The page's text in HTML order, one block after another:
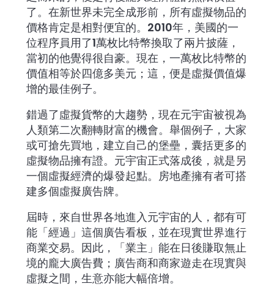
了。在新世界未完全成形前，所有虛擬物品的
價格肯定是相對便宜的。2010年，美國的一
位程序員用了1萬枚比特幣換取了兩片披薩，
當初的他覺得很自豪。現在，一萬枚比特幣的
價值相等於四億多美元；這，便是虛擬價值爆
增的最佳例子。
錯過了虛擬貨幣的大趨勢，現在元宇宙被視為
人類第二次翻轉財富的機會。舉個例子，大家
或可搶先買地，建立自己的堡壘，囊括更多的
虛擬物品擁有證。元宇宙正式落成後，就是另
一個虛擬經濟的爆發起點。房地產擁有者可搭
建多個虛擬廣告牌。
屆時，來自世界各地進入元宇宙的人，都有可
能「經過」這個廣告看板，並在現實世界進行
商業交易。因此，「業主」能在日後賺取無止
境的龐大廣告費；廣告商和商家遊走在現實與
虛擬之間，生意亦能大幅倍增。